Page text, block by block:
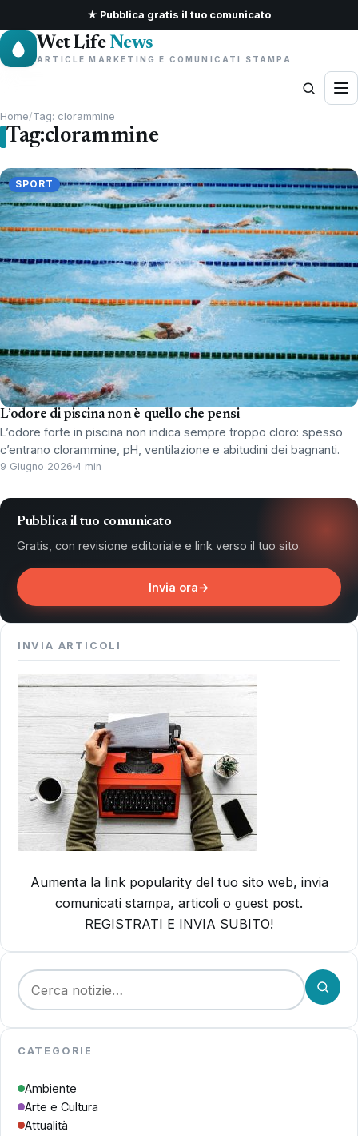
★ Pubblica gratis il tuo comunicato
Wet Life News
ARTICLE MARKETING E COMUNICATI STAMPA
Home/Tag: clorammine
Tag:clorammine
SPORT
L’odore di piscina non è quello che pensi
L’odore forte in piscina non indica sempre troppo cloro: spesso
c’entrano clorammine, pH, ventilazione e abitudini dei bagnanti.
9 Giugno 2026 4 min
Pubblica il tuo comunicato
Gratis, con revisione editoriale e link verso il tuo sito.
Invia ora→
INVIA ARTICOLI
Aumenta la link popularity del tuo sito web, invia
comunicati stampa, articoli o guest post.
REGISTRATI E INVIA SUBITO!
Cerca:
CATEGORIE
Ambiente
Arte e Cultura
Attualità